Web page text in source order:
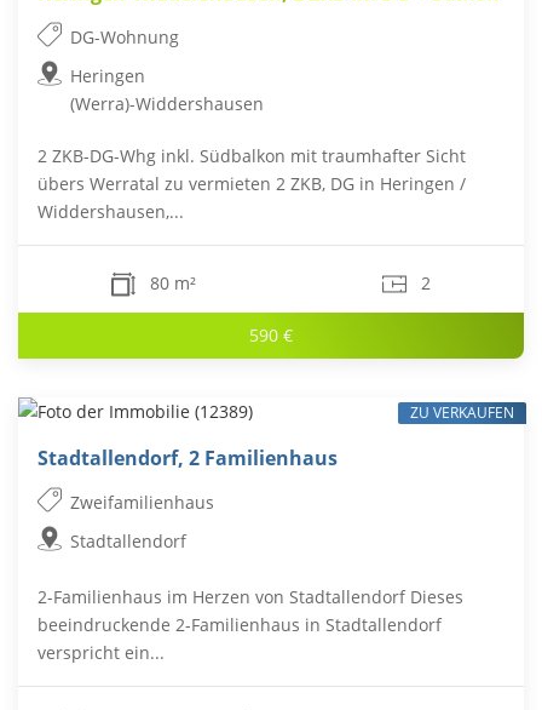
DG-Wohnung
Heringen
(Werra)-Widdershausen
2 ZKB-DG-Whg inkl. Südbalkon mit traumhafter Sicht
übers Werratal zu vermieten 2 ZKB, DG in Heringen /
Widdershausen,...
80 m² 2
590 €
Stadtallendorf, 2 Familienhaus
Zweifamilienhaus
Stadtallendorf
2-Familienhaus im Herzen von Stadtallendorf Dieses
beeindruckende 2-Familienhaus in Stadtallendorf
verspricht ein...
ZU VERKAUFEN